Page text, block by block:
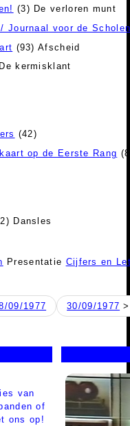
(3) De verloren munt
Journaal voor de
(93) Afscheid
kermisklant
(42)
op de Eerste Rang
Dansles
Presentatie Cijfers en
09/1977 30/09/1977
van
of
ons op!